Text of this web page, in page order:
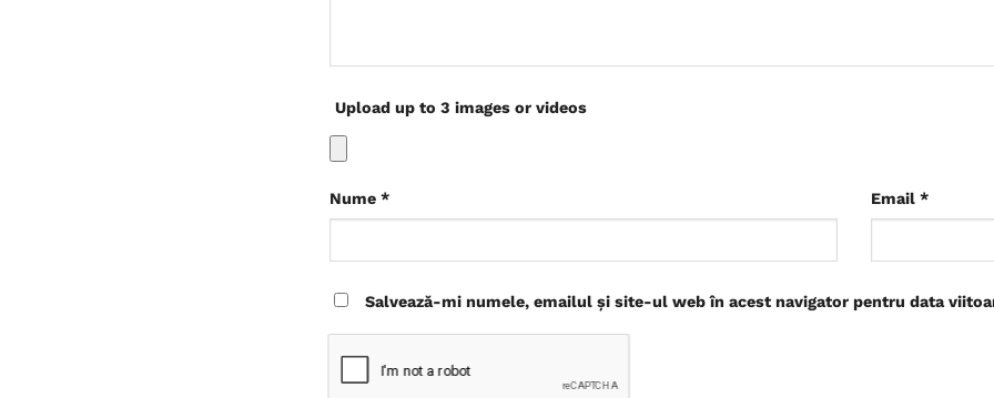
Upload up to 3 images or videos
Nume * Email *
Salvează-mi numele, emailul și site-ul web în acest navigator pentru data